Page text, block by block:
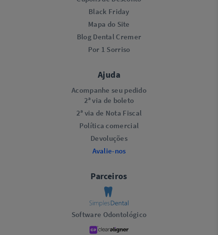
Black Friday
Mapa do Site
Blog Dental Cremer
Por 1 Sorriso
Ajuda
Acompanhe seu pedido
2ª via de boleto
2ª via de Nota Fiscal
Política comercial
Devoluções
Avalie-nos
Parceiros
Software Odontológico